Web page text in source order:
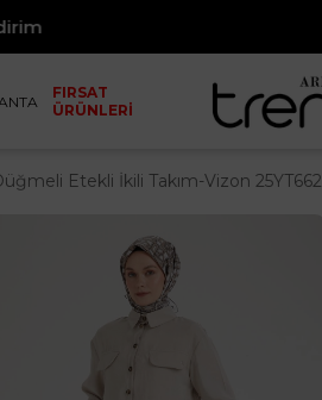
FIRSAT
ÜRÜNLERİ
Etekli İkili Takım-Vizon 25YT662